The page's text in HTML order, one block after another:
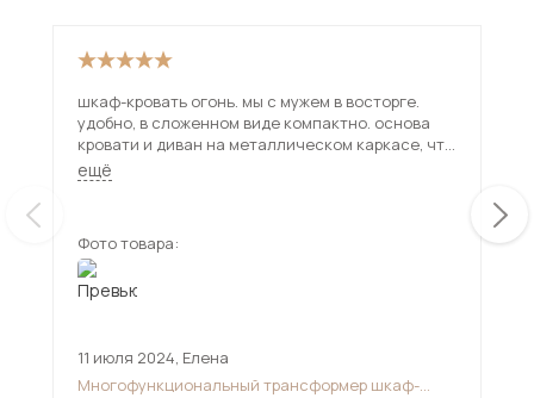
шкаф-кровать огонь. мы с мужем в восторге.
удобно, в сложенном виде компактно. основа
кровати и диван на металлическом каркасе, что
делает ее не убиваемой. собрали часа за три.
очень жаль, что расцветок дивана мало, я очень
держат кровать в разобранном виде, она все
равно поднимается кверху
ещё
Фото товара:
11 июля 2024, Елена
Многофункциональный трансформер шкаф-